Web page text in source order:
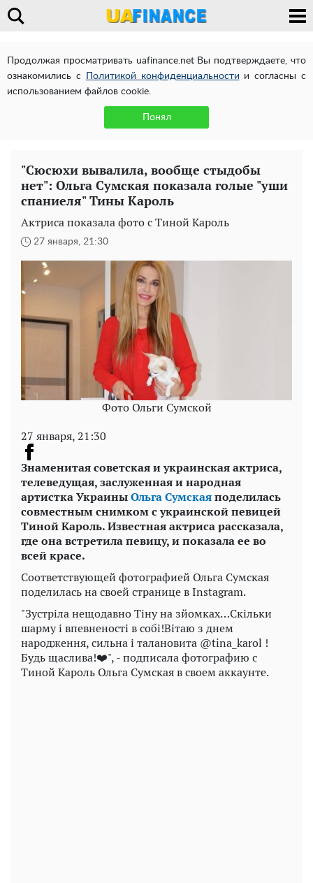
Продолжая просматривать uafinance.net Вы подтверждаете, что
ознакомились с
Политикой конфиденциальности и согласны с
использованием файлов cookie.
Понял
"Сюсюхи вывалила, вообще стыдобы
нет": Ольга Сумская показала голые "уши
спаниеля" Тины Кароль
Актриса показала фото с Тиной Кароль
27 января, 21:30
Фото Ольги Сумской
27 января, 21:30
Знаменитая советская и украинская актриса,
телеведущая, заслуженная и народная
артистка УкраиныОльга Сумскаяподелилась
совместным снимком с украинской певицей
Тиной Кароль. Известная актриса рассказала,
где она встретила певицу, и показала ее во
всей красе.
Соответствующей фотографией Ольга Сумская
поделилась на своей странице в Instagram.
"Зустріла нещодавно Тіну на зйомках…Скільки
шарму і впевненості в собі!Вітаю з днем
народження, сильна і талановита @tina_karol !
Будь щаслива!❤️", - подписала фотографию с
Тиной Кароль Ольга Сумская в своем аккаунте.